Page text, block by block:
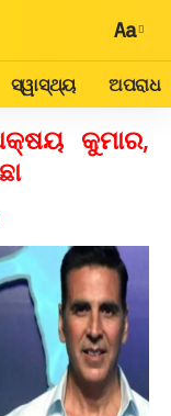
Aa
ସ୍ୱାସ୍ଥ୍ୟ ଅପରାଧ
କୁମାର,